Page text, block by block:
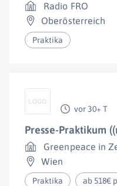
Radio FRO
Oberösterreich
Praktika
vor 30+ T
Presse-Praktikum
Greenpeace in
Wien
Praktika ab 518€